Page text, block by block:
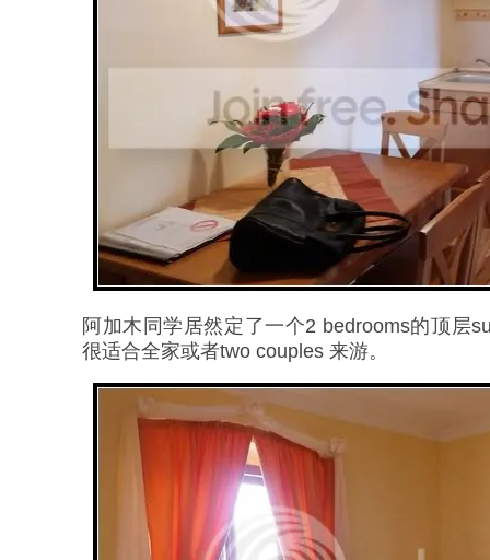
阿加木同学居然定了一个2 bedrooms的顶层
很适合全家或者two couples 来游。